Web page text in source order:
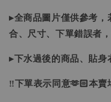
▸全商品圖片僅供參考
合、尺寸、下單錯誤者
▸下水過後的商品、貼
‼下單表示同意🫶🏻本賣